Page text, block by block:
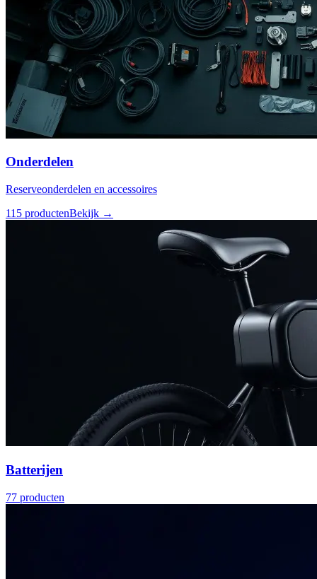
Onderdelen
Reserveonderdelen en accessoires
115 productenBekijk →
Batterijen
77 producten